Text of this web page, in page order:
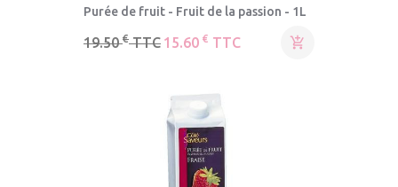
Purée de fruit - Fruit de la passion - 1L
19.50€ TTC 15.60 € TTC 